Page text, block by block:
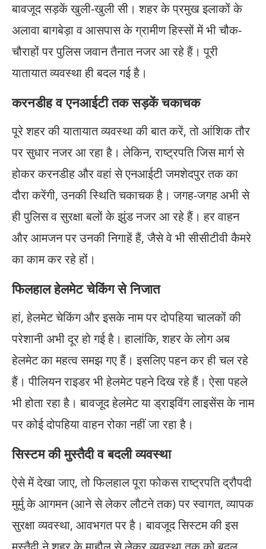
बावजूद सड़कें खुली-खुली सी। शहर के प्रमुख इलाकों के
अलावा बागबेड़ा व आसपास के ग्रामीण हिस्सों में भी चौक-
चौराहों पर पुलिस जवान तैनात नजर आ रहे हैं। पूरी
यातायात व्यवस्था ही बदल गई है।
करनडीह व एनआईटी तक सड़कें चकाचक
पूरे शहर की यातायात व्यवस्था की बात करें, तो आंशिक तौर
पर सुधार नजर आ रहा है। लेकिन, राष्ट्रपति जिस मार्ग से
होकर करनडीह और वहां से एनआईटी जमशेदपुर तक का
दौरा करेंगी, उनकी स्थिति चकाचक है। जगह-जगह अभी से
ही पुलिस व सुरक्षा बलों के झुंड नजर आ रहे हैं। हर वाहन
और आमजन पर उनकी निगाहें हैं, जैसे वे भी सीसीटीवी कैमरे
का काम कर रहे हों।
फिलहाल हेलमेट चेकिंग से निजात
हां, हेलमेट चेकिंग और इसके नाम पर दोपहिया चालकों की
परेशानी अभी दूर हो गई है। हालांकि, शहर के लोग अब
हेलमेट का महत्व समझ गए हैं। इसलिए पहन कर ही चल रहे
हैं। पीलियन राइडर भी हेलमेट पहने दिख रहे हैं। ऐसा पहले
भी होता रहा है। बावजूद हेलमेट या ड्राइविंग लाइसेंस के नाम
पर कोई दोपहिया वाहन रोका नहीं जा रहा है।
सिस्टम की मुस्तैदी व बदली व्यवस्था
ऐसे में देखा जाए, तो फिलहाल पूरा फोकस राष्ट्रपति द्रौपदी
मुर्मु के आगमन (आने से लेकर लौटने तक) पर स्वागत, व्यापक
सुरक्षा व्यवस्था, आवभगत पर है। बावजूद सिस्टम की इस